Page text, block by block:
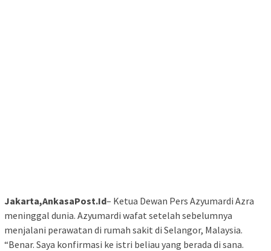
Jakarta,AnkasaPost.Id– Ketua Dewan Pers Azyumardi Azra
meninggal dunia. Azyumardi wafat setelah sebelumnya
menjalani perawatan di rumah sakit di Selangor, Malaysia.
“Benar. Saya konfirmasi ke istri beliau yang berada di sana.